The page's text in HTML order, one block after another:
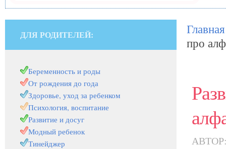
Главная
про
ДЛЯ РОДИТЕЛЕЙ:
Беременность и роды
От рождения до года
Здоровье, уход за ребенком
Психология, воспитание
Развитие и досуг
Модный ребенок
Тинейджер